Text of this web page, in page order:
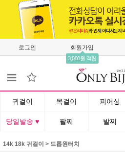
로그인 회원가입
3,000원 적립
귀걸이 목걸이 피어싱
당일발송 ♥ 팔찌 발찌
14k 18k 귀걸이 > 드롭원터치